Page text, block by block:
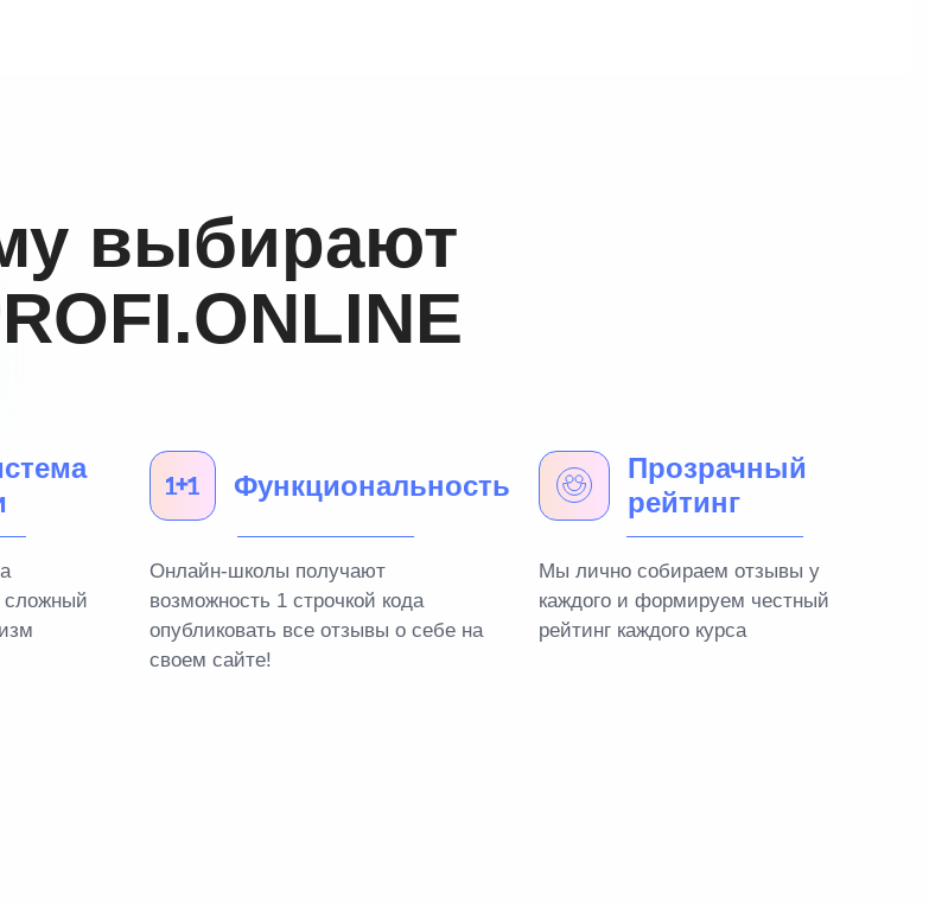
выбирают
сложный
Функциональность
Онлайн-школы получают
возможность 1 строчкой кода
опубликовать все отзывы о себе на
своем сайте!
Прозрачный
рейтинг
Мы лично собираем отзывы у
каждого и формируем честный
рейтинг каждого курса